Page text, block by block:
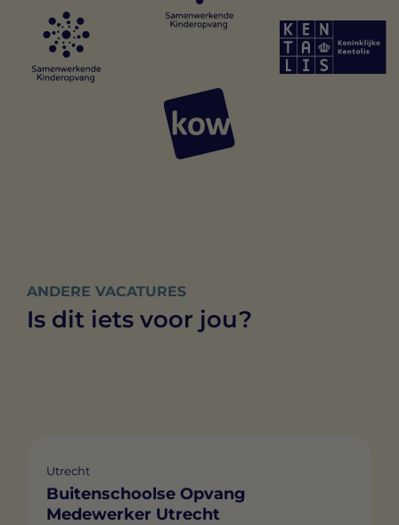
ANDERE VACATURES
Is dit iets voor jou?
Utrecht
Buitenschoolse Opvang
Medewerker Utrecht